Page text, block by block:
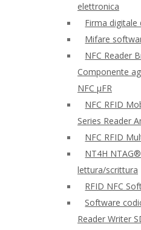
elettronica
Firma digitale
Mifare
NFC Reader
Componente
NFC μFR
NFC RFID
Series Reader
NFC RFID
NT4H
lettura/scrittura
RFID NFC
Software
Reader Writer